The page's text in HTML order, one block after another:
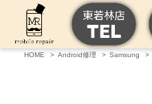
HOME Android修理 Samsung